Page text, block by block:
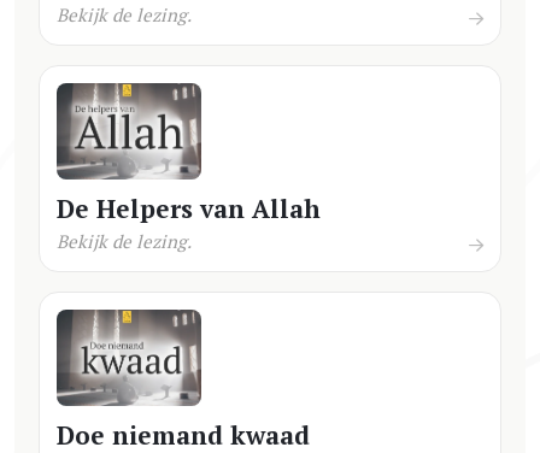
Bekijk de lezing.
De Helpers van Allah
Bekijk de lezing.
Doe niemand kwaad